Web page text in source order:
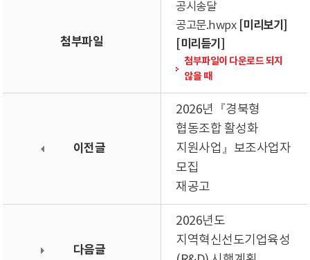
첨부파일
공시송달
공고문.hwpx [미리보기]
[미리듣기]
첨부파일이 다운로드 되지
않을 때
이전글
2026년『경북형
협동조합 활성화
지원사업』보조사업자
모집
재공고
다음글
2026년도
지역혁신선도기업육성